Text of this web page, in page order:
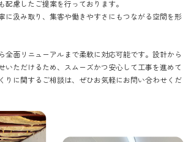
配慮したご提案を行っております。
に汲み取り、集客や働きやすさにもつながる空間を形
全面リニューアルまで柔軟に対応可能です。設計から
いただけるため、スムーズかつ安心して工事を進めて
りに関するご相談は、ぜひお気軽にお問い合わせくだ